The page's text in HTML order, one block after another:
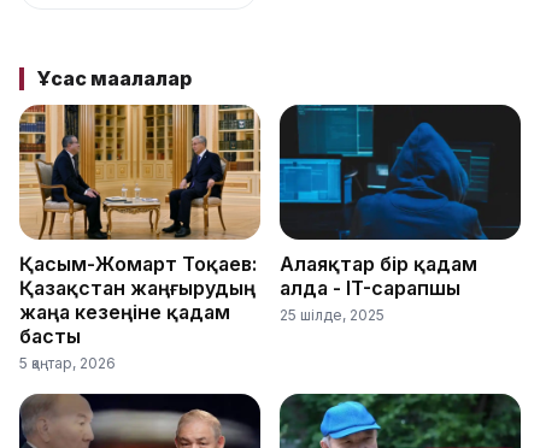
Ұқсас мақалалар
Қасым-Жомарт Тоқаев:
Қазақстан жаңғырудың
жаңа кезеңіне қадам
басты
5 қаңтар, 2026
Алаяқтар бір қадам
алда - IT-сарапшы
25 шілде, 2025